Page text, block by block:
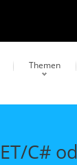
Themen
C#